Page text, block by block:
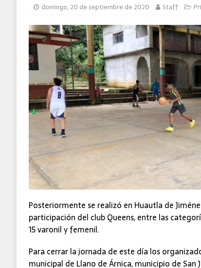
domingo, 20 de septiembre de 2020 Staff
Posteriormente se realizó en Huautla de
participación del club Queens, entre las
15 varonil y femenil.
Para cerrar la jornada de este día los
municipal de Llano de Árnica, municipio de San